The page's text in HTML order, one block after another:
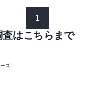
1
はこちらまで
ズ